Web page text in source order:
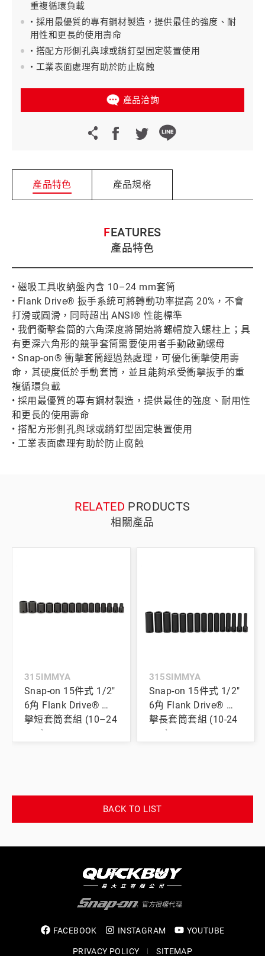
重複循環負載
• 採用最優質的專有鋼材製造，提供最佳的強度、耐
用性和更長的使用壽命
• 搭配方形側孔與球或銷釘型固定裝置使用
• 工業表面處理有助於防止腐蝕
產品洽詢
產品特色 產品規格
FEATURES
產品特色
• 磁吸工具收納盤內含 10–24 mm套筒
• Flank Drive® 扳手系統可將轉動功率提高 20%，不會
打滑或圓滑，同時超出 ANSI® 性能標準
• 我們衝擊套筒的六角深度將開始將螺帽旋入螺柱上；具
有更深六角形的競爭套筒需要使用者手動啟動螺母
• Snap-on® 衝擊套筒經過熱處理，可優化衝擊使用壽
命，其硬度低於手動套筒，並且能夠承受衝擊扳手的重
複循環負載
• 採用最優質的專有鋼材製造，提供最佳的強度、耐用性
和更長的使用壽命
• 搭配方形側孔與球或銷釘型固定裝置使用
• 工業表面處理有助於防止腐蝕
RELATED PRODUCTS
相關產品
315IMMYA
Snap-on 15件式 1/2"
6角 Flank Drive® 衝
擊短套筒套組 (10–24
mm)
315SIMMYA
Snap-on 15件式 1/2"
6角 Flank Drive® 衝
擊長套筒套組 (10-24
mm)
BACK TO LIST
FACEBOOK INSTAGRAM YOUTUBE
PRIVACY POLICY SITEMAP